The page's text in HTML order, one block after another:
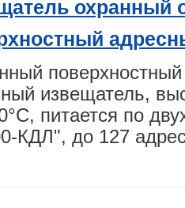
охранный
поверхностный
извещатель,
питается по
КДЛ", до 127